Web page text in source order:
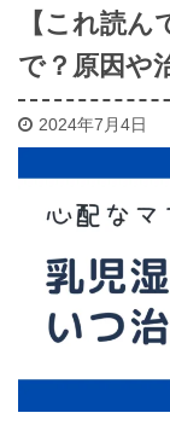
【これ読
で？原因や
2024年7月4日